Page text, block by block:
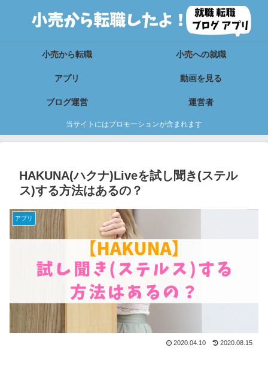
小売から転職 小売への就職
アプリ 動画を見る
ブログ運営 運営者
当サイトにはプロモーションが含まれます
HAKUNA(ハクナ)Liveを試し聞き(ステル
ス)する方法はあるの？
アプリ
2020.04.10 2020.08.15